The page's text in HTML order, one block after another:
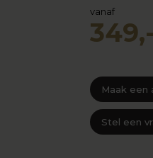
vanaf
Maak een
Stel een